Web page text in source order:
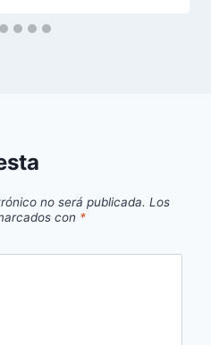
no será publicada. Los
con *